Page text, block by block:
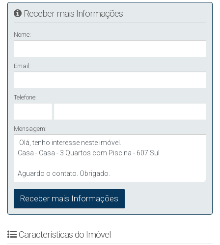
Receber mais Informações
Nome:
Email:
Telefone:
Mensagem:
Características do Imóvel